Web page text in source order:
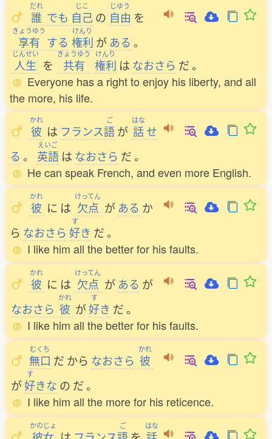
だれ
誰 でも
じこ
自己の
じゆう
自由 を
きょうゆう
享有 する
けんり
権利 が ある 。
じんせい
人生 を
きょうゆう
共有
けんり
権利 は なおさら だ。
Everyone has a right to enjoy his liberty, and all
the more, his life.
かれ
彼 は フランス
ご
語が
はな
話せ
る 。
えいご
英語 は なおさら だ。
He can speak French, and even more English.
かれ
彼 に は
けってん
欠点 が ある か
ら なおさら
す
好き だ。
I like him all the better for his faults.
かれ
彼 に は
けってん
欠点 が ある が
なおさら
かれ
彼 が
す
好き だ。
I like him all the better for his faults.
むくち
無口 だ から なおさら
かれ
彼
が
す
好きな の だ。
I like him all the more for his reticence.
かのじょ ご はな